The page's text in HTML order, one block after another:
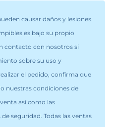
causar daños y lesiones.
es bajo su propio
contacto con nosotros si
sobre su uso y
el pedido, confirma que
nuestras condiciones de
así como las
seguridad. Todas las ventas